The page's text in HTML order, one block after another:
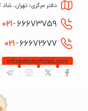
دفتر مرکزی: تهران، شاد آباد،
021-66673759
021-66672677
info@doctorfolad.com